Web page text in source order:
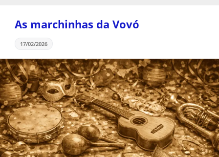
As marchinhas da Vovó
17/02/2026